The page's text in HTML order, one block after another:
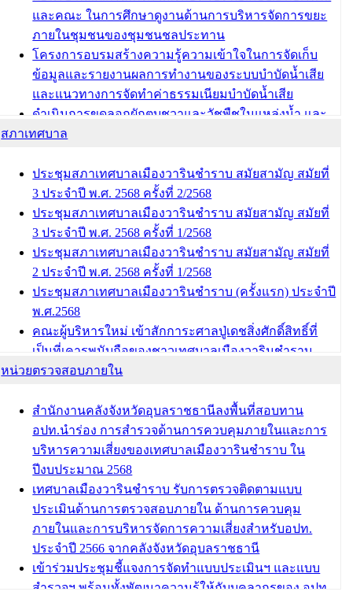
บทความ อื่นๆ ...
และคณะ ในการศึกษาดูงานด้านการบริหารจัดการขยะ
ภายในชุมชนของชุมชนชลประทาน
โครงการอบรมสร้างความรู้ความเข้าใจในการจัดเก็บ
ข้อมูลและรายงานผลการทำงานของระบบบำบัดน้ำเสีย
และแนวทางการจัดทำค่าธรรมเนียมบำบัดน้ำเสีย
ดำเนินการขุดลอกผักตบชวาและวัชพืชในแหล่งน้ำ และ
พัฒนาฟื้นฟูและแก้ไขปัญหาแหล่งน้ำสาธารณะภายใน
ดำเนินการขุดลอกผักตบชวาและวัชพืชในแหล่งน้ำ และ
พัฒนาฟื้นฟูและแก้ไขปัญหาแหล่งน้ำสาธารณะภายชุม
ชนท่าบ้งมั่ง
บทความ อื่นๆ ...
สภาเทศบาล
ประชุมสภาเทศบาลเมืองวารินชำราบ สมัยสามัญ สมัยที่
3 ประจำปี พ.ศ. 2568 ครั้งที่ 2/2568
ประชุมสภาเทศบาลเมืองวารินชำราบ สมัยสามัญ สมัยที่
3 ประจำปี พ.ศ. 2568 ครั้งที่ 1/2568
ประชุมสภาเทศบาลเมืองวารินชำราบ สมัยสามัญ สมัยที่
2 ประจำปี พ.ศ. 2568 ครั้งที่ 1/2568
ประชุมสภาเทศบาลเมืองวารินชำราบ (ครั้งแรก) ประจำปี
พ.ศ.2568
คณะผู้บริหารใหม่ เข้าสักการะศาลปู่เดชสิ่งศักดิ์สิทธิ์ที่
เป็นที่เคารพนับถือของชาวเทศบาลเมืองวารินชำราบ
หน่วยตรวจสอบภายใน
สำนักงานคลังจังหวัดอุบลราชธานีลงพื้นที่สอบทาน
อปท.นำร่อง การสำรวจด้านการควบคุมภายในและการ
บริหารความเสี่ยงของเทศบาลเมืองวารินชำราบ ใน
ปีงบประมาณ 2568
เทศบาลเมืองวารินชำราบ รับการตรวจติดตามแบบ
ประเมินด้านการตรวจสอบภายใน ด้านการควบคุม
ภายในและการบริหารจัดการความเสี่ยงสำหรับอปท.
ประจำปี 2566 จากคลังจังหวัดอุบลราชธานี
เข้าร่วมประชุมชี้แจงการจัดทำแบบประเมินฯ และแบบ
สำรวจฯ พร้อมทั้งพัฒนาความรู้ให้กับบุคลากรของ อปท.